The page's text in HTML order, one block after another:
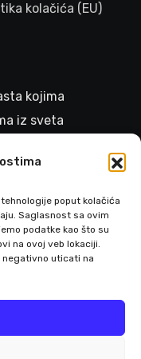
poput kolačića
Saglasnost sa ovim
podatke kao što su
na ovoj veb lokaciji.
negativno uticati na
kolačića (EU)
kojima
iz sveta
>